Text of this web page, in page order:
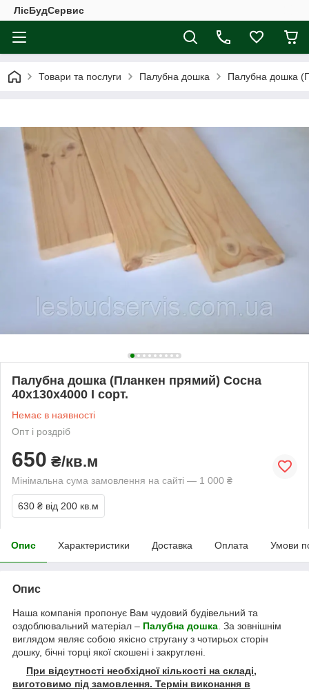
ЛісБудСервис
Товари та послуги Палубна дошка Палубна дошка
Палубна дошка (Планкен прямий) Сосна
40х130х4000 І сорт.
Немає в наявності
Опт і роздріб
650 ₴/кв.м
Мінімальна сума замовлення на сайті — 1 000 ₴
630 ₴ від 200 кв.м
Опис Характеристики Доставка Оплата Умови
Опис
Наша компанія пропонує Вам чудовий будівельний та
оздоблювальний матеріал – Палубна дошка . За зовнішнім
виглядом являє собою якісно стругану з чотирьох сторін
дошку, бічні торці якої скошені і закруглені.
При відсутності необхідної кількості на складі,
виготовимо під замовлення. Термін виконання в